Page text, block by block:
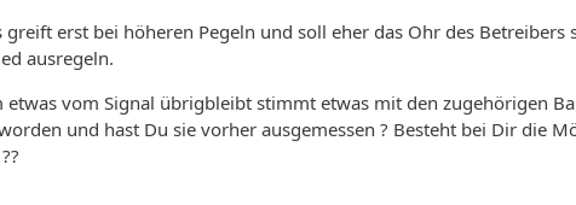
greift erst bei höheren Pegeln und soll eher das Ohr des
ausregeln.
etwas vom Signal übrigbleibt stimmt etwas mit den zugehörigen
und hast Du sie vorher ausgemessen ? Besteht bei Dir die